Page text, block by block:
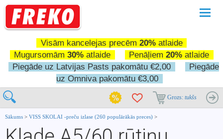
Visām kancelejas precēm 20%atlaide
Mugursomām 30% atlaide Penāļiem 20% atlaide
Piegāde uz Latvijas Pasts pakomātu €2,00
Piegāde
uz Omniva pakomātu €3,00
Grozs: tukšs
Sākums > VISS SKOLAI -preču izlase (260 populārākās preces) >